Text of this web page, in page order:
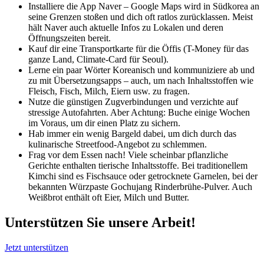
Installiere die App Naver – Google Maps wird in Südkorea an
seine Grenzen stoßen und dich oft ratlos zurücklassen. Meist
hält Naver auch aktuelle Infos zu Lokalen und deren
Öffnungszeiten bereit.
Kauf dir eine Transportkarte für die Öffis (T-Money für das
ganze Land, Climate-Card für Seoul).
Lerne ein paar Wörter Koreanisch und kommuniziere ab und
zu mit Übersetzungsapps – auch, um nach Inhaltsstoffen wie
Fleisch, Fisch, Milch, Eiern usw. zu fragen.
Nutze die günstigen Zugverbindungen und verzichte auf
stressige Autofahrten. Aber Achtung: Buche einige Wochen
im Voraus, um dir einen Platz zu sichern.
Hab immer ein wenig Bargeld dabei, um dich durch das
kulinarische Streetfood-Angebot zu schlemmen.
Frag vor dem Essen nach! Viele scheinbar pflanzliche
Gerichte enthalten tierische Inhaltsstoffe. Bei traditionellem
Kimchi sind es Fischsauce oder getrocknete Garnelen, bei der
bekannten Würzpaste Gochujang Rinderbrühe-Pulver. Auch
Weißbrot enthält oft Eier, Milch und Butter.
Unterstützen Sie unsere Arbeit!
Jetzt unterstützen